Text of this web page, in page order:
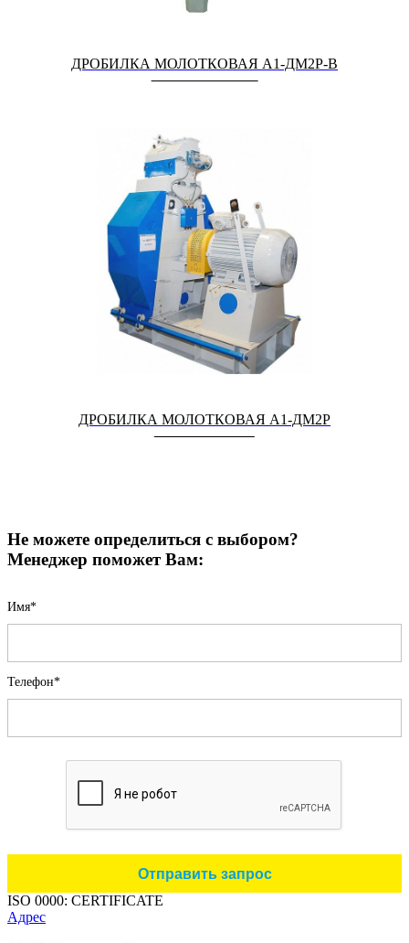
ДРОБИЛКА МОЛОТКОВАЯ А1-ДМ2Р-В
ДРОБИЛКА МОЛОТКОВАЯ А1-ДМ2Р
Не можете определиться с выбором?
Менеджер поможет Вам:
Имя*
Телефон*
ISO 0000: CERTIFICATE
Адрес